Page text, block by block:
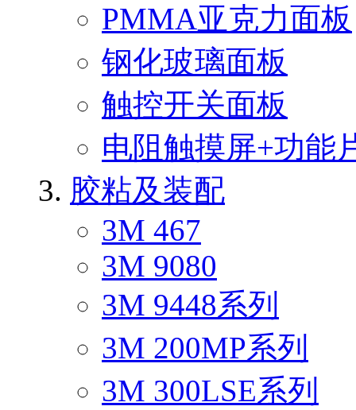
PMMA亚克力面板
钢化玻璃面板
触控开关面板
电阻触摸屏+功能
胶粘及装配
3M 467
3M 9080
3M 9448系列
3M 200MP系列
3M 300LSE系列